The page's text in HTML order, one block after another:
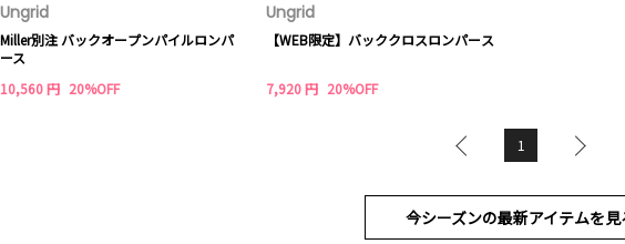
Ungrid
Miller別注 バックオープンパイルロンパ
ース
10,560 円 20%OFF
Ungrid
【WEB限定】バッククロスロンパース
7,920 円 20%OFF
1
今シーズンの最新アイテムを見